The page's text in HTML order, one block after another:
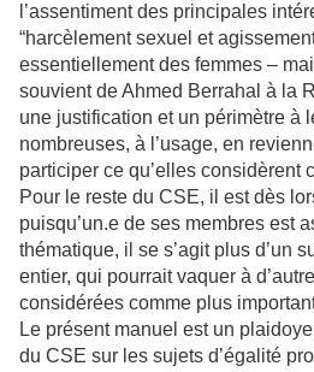
l’assentiment des principales
“harcèlement sexuel et
essentiellement des femmes –
souvient de Ahmed Berrahal à la
une justification et un périmètre à
nombreuses, à l’usage, en
participer ce qu’elles considèrent
Pour le reste du CSE, il est dès
puisqu’un.e de ses membres est
thématique, il se s’agit plus d’un
entier, qui pourrait vaquer à
considérées comme plus
Le présent manuel est un
du CSE sur les sujets d’égalité